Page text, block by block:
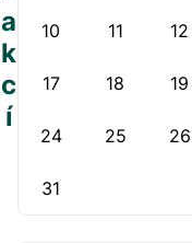
a
k
c
í
10 11 12
17 18 19
24 25 26
31